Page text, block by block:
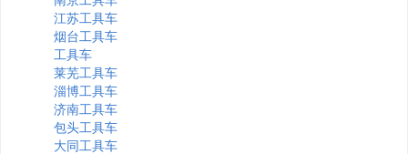
江苏工具车
烟台工具车
工具车
莱芜工具车
淄博工具车
济南工具车
包头工具车
大同工具车